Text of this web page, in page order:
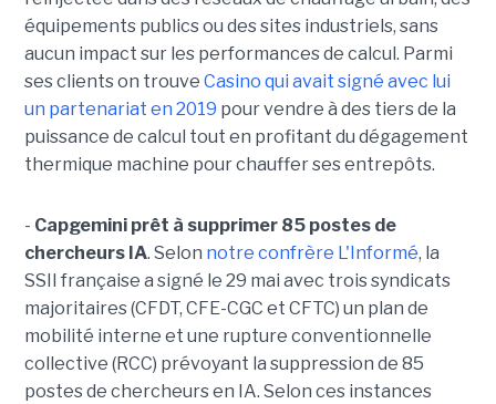
équipements publics ou des sites industriels, sans
aucun impact sur les performances de calcul. Parmi
ses clients on trouve Casino qui avait signé avec lui
un partenariat en 2019 pour vendre à des tiers de la
puissance de calcul tout en profitant du dégagement
thermique machine pour chauffer ses entrepôts.
- Capgemini prêt à supprimer 85 postes de
chercheurs IA. Selon notre confrère L'Informé, la
SSII française a signé le 29 mai avec trois syndicats
majoritaires (CFDT, CFE-CGC et CFTC) un plan de
mobilité interne et une rupture conventionnelle
collective (RCC) prévoyant la suppression de 85
postes de chercheurs en IA. Selon ces instances